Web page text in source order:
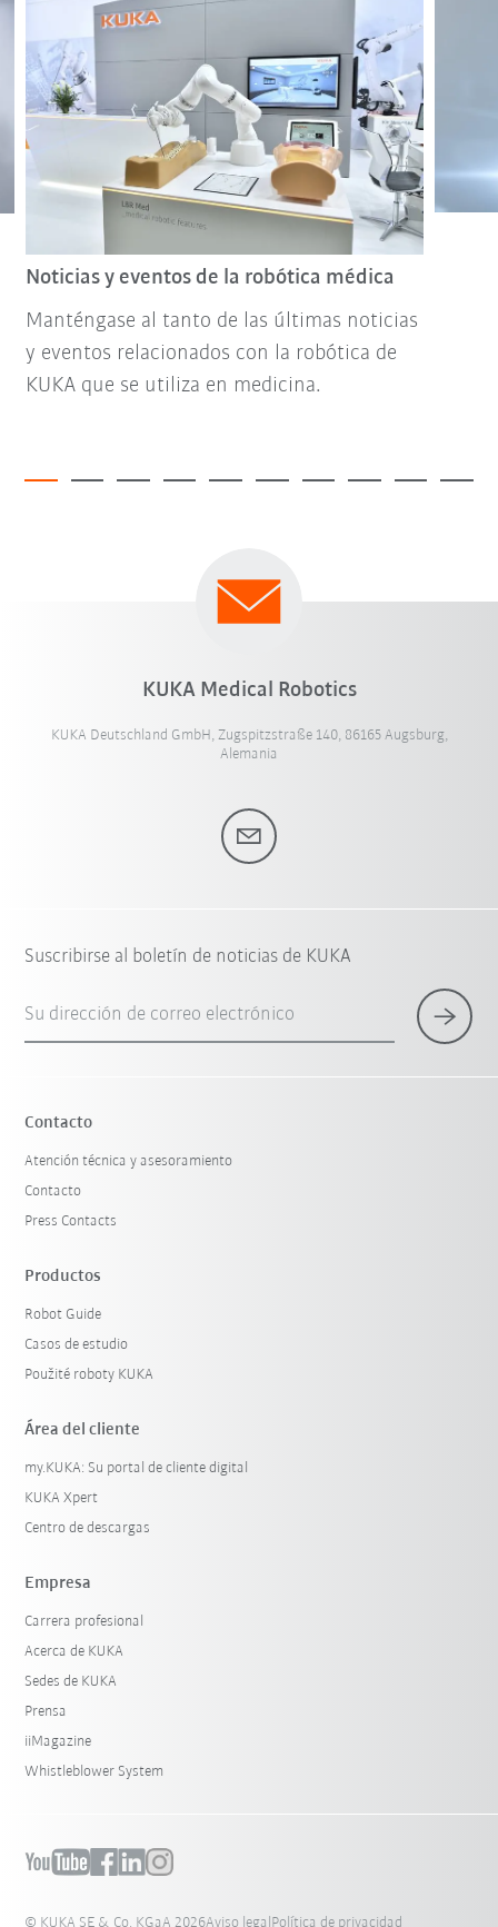
Noticias y eventos de la robótica médica
Manténgase al tanto de las últimas noticias
y eventos relacionados con la robótica de
KUKA que se utiliza en medicina.
KUKA Medical Robotics
KUKA Deutschland GmbH, Zugspitzstraße 140, 86165 Augsburg,
Alemania
Suscribirse al boletín de noticias de KUKA
Su dirección de correo electrónico
Contacto
Atención técnica y asesoramiento
Contacto
Press Contacts
Productos
Robot Guide
Casos de estudio
Použité roboty KUKA
Área del cliente
my.KUKA: Su portal de cliente digital
KUKA Xpert
Centro de descargas
Empresa
Carrera profesional
Acerca de KUKA
Sedes de KUKA
Prensa
iiMagazine
Whistleblower System
© KUKA SE & Co. KGaA 2026Aviso legal Política de privacidad